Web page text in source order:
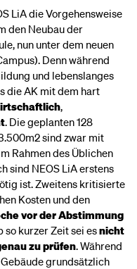
LiA die Vorgehensweise
den Neubau der
nun unter dem neuen
Denn während
und lebenslanges
die AK mit dem hart
,
. Die geplanten 128
sind zwar mit
Rahmen des Üblichen
sind NEOS LiA erstens
ist. Zweitens kritisierte
Kosten und den
vor der Abstimmung
so kurzer Zeit sei esnicht
zu prüfen. Während
grundsätzlich